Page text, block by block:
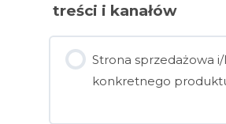
treści i kanałów
Strona sprzedażowa
konkretnego